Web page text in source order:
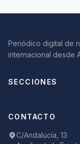
Periódico digital de
internacional desde
SECCIONES
CONTACTO
C/Andalucía, 13